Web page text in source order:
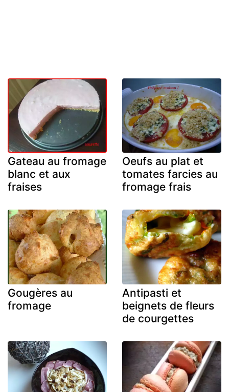
Gateau au fromage
blanc et aux
fraises
Oeufs au plat et
tomates farcies au
fromage frais
Gougères au
fromage
Antipasti et
beignets de fleurs
de courgettes